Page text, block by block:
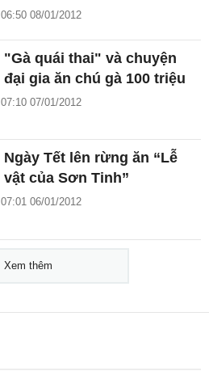
06:50 08/01/2012
"Gà quái thai" và chuyện
đại gia ăn chú gà 100 triệu
07:10 07/01/2012
Ngày Tết lên rừng ăn “Lễ
vật của Sơn Tinh”
07:01 06/01/2012
Xem thêm